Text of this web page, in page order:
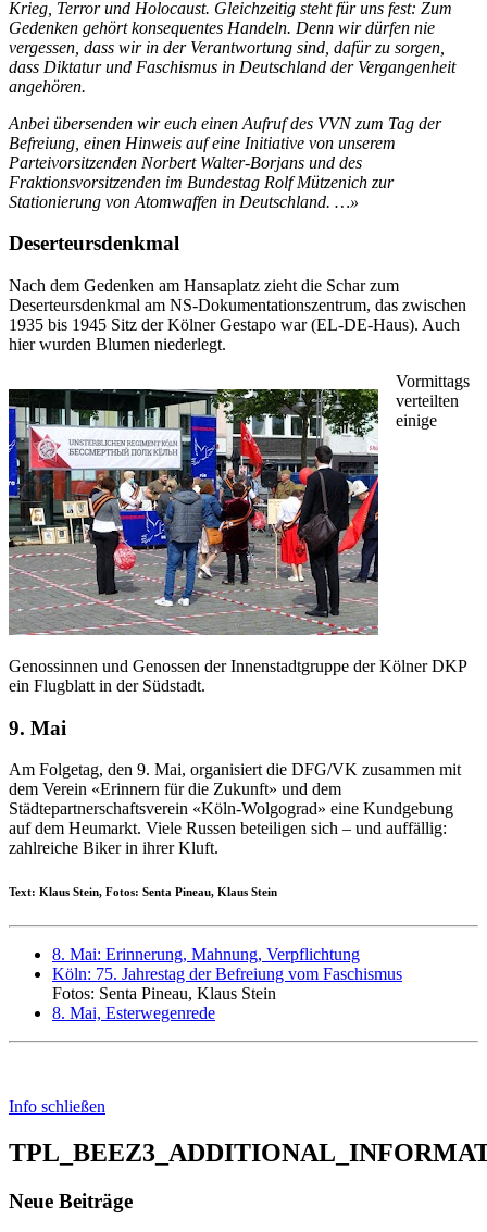
Krieg, Terror und Holocaust. Gleichzeitig steht für uns fest: Zum
Gedenken gehört konsequentes Handeln. Denn wir dürfen nie
vergessen, dass wir in der Verantwortung sind, dafür zu sorgen,
dass Diktatur und Faschismus in Deutschland der Vergangenheit
angehören.
Anbei übersenden wir euch einen Aufruf des VVN zum Tag der
Befreiung, einen Hinweis auf eine Initiative von unserem
Parteivorsitzenden Norbert Walter-Borjans und des
Fraktionsvorsitzenden im Bundestag Rolf Mützenich zur
Stationierung von Atomwaffen in Deutschland. …»
Deserteursdenkmal
Nach dem Gedenken am Hansaplatz zieht die Schar zum
Deserteursdenkmal am NS-Dokumentationszentrum, das zwischen
1935 bis 1945 Sitz der Kölner Gestapo war (EL-DE-Haus). Auch
hier wurden Blumen niederlegt.
Vormittags
verteilten
einige
Genossinnen und Genossen der Innenstadtgruppe der Kölner DKP
ein Flugblatt in der Südstadt.
9. Mai
Am Folgetag, den 9. Mai, organisiert die DFG/VK zusammen mit
dem Verein «Erinnern für die Zukunft» und dem
Städtepartnerschaftsverein «Köln-Wolgograd» eine Kundgebung
auf dem Heumarkt. Viele Russen beteiligen sich – und auffällig:
zahlreiche Biker in ihrer Kluft.
Text: Klaus Stein, Fotos: Senta Pineau, Klaus Stein
8. Mai: Erinnerung, Mahnung, Verpflichtung
Köln: 75. Jahrestag der Befreiung vom Faschismus
Fotos: Senta Pineau, Klaus Stein
8. Mai, Esterwegenrede
Info schließen
Neue Beiträge